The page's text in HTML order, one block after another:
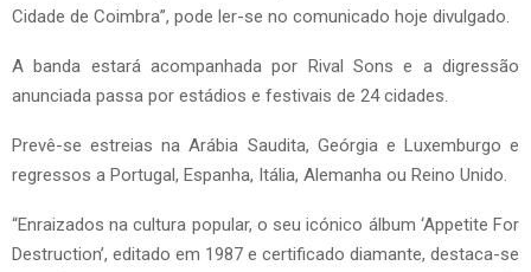
Cidade de Coimbra”, pode ler-se no comunicado hoje divulgado.
A banda estará acompanhada por Rival Sons e a digressão
anunciada passa por estádios e festivais de 24 cidades.
Prevê-se estreias na Arábia Saudita, Geórgia e Luxemburgo e
regressos a Portugal, Espanha, Itália, Alemanha ou Reino Unido.
“Enraizados na cultura popular, o seu icónico álbum ‘Appetite For
Destruction’, editado em 1987 e certificado diamante, destaca-se